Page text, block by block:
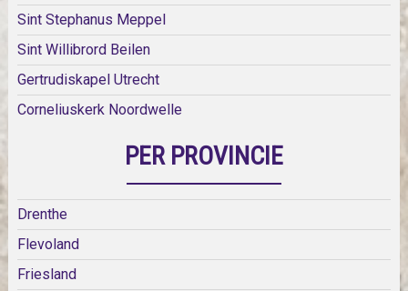
Sint Stephanus Meppel
Sint Willibrord Beilen
Gertrudiskapel Utrecht
Corneliuskerk Noordwelle
PER PROVINCIE
Drenthe
Flevoland
Friesland